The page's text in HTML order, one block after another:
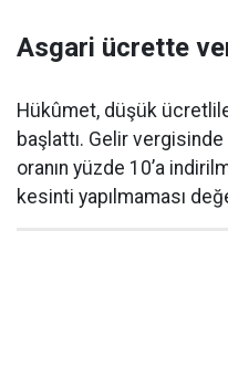
Asgari ücrette
Hükûmet, düşük
başlattı. Gelir
oranın yüzde 10’a
kesinti yapılmaması